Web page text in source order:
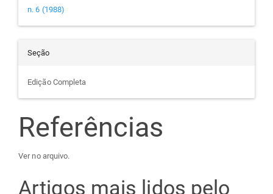
n. 6 (1988)
Seção
Edição Completa
Referências
Ver no arquivo.
Artigos mais lidos pelo